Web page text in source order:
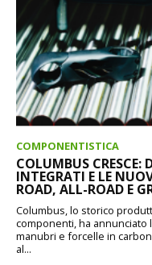
COMPONENTISTICA
COLUMBUS
INTEGRATI E LE
ROAD, ALL-ROAD E
Columbus, lo storico
componenti, ha annunciato
manubri e forcelle in
al...